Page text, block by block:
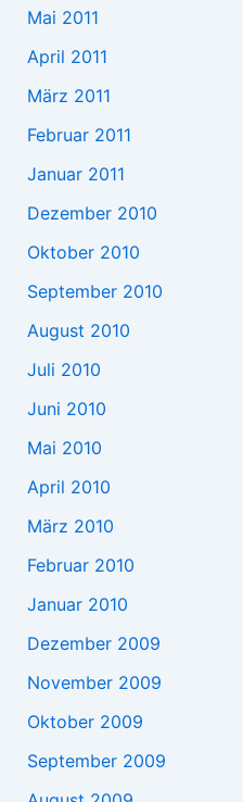
Mai 2011
April 2011
März 2011
Februar 2011
Januar 2011
Dezember 2010
Oktober 2010
September 2010
August 2010
Juli 2010
Juni 2010
Mai 2010
April 2010
März 2010
Februar 2010
Januar 2010
Dezember 2009
November 2009
Oktober 2009
September 2009